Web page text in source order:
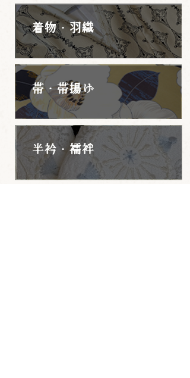
着物・羽織
帯・帯揚げ
半衿・襦袢